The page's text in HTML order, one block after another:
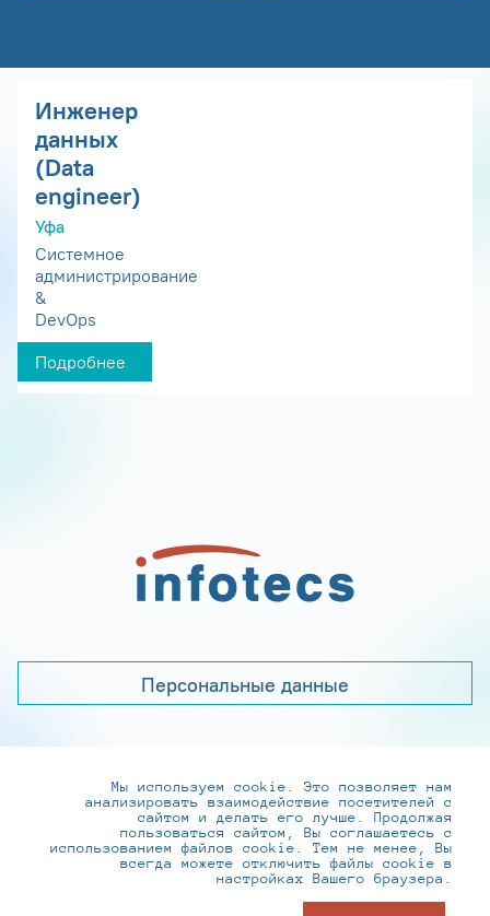
Инженер
данных
(Data
engineer)
Уфа
Системное
администрирование
&
DevOps
Подробнее
Персональные данные
+7 (495) 737-6192, 8-800-250-0-260
practice@infotecs.ru,hr@infotecs.ru
127273, г. Москва, Отрадная ул., 2Б строение 1
Мы используем cookie. Это позволяет нам
анализировать взаимодействие посетителей с
сайтом и делать его лучше. Продолжая
пользоваться сайтом, Вы соглашаетесь с
использованием файлов cookie. Тем не менее, Вы
всегда можете отключить файлы cookie в
настройках Вашего браузера.